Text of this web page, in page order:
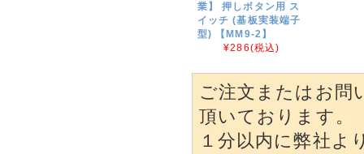
業】 押しボタン用 ス
イッチ (基板実装端子
型) 【MM9-2】
¥286(税込)
ご注文またはお問
頂いております。
１分以内に弊社よ